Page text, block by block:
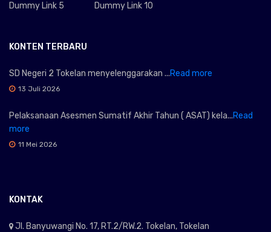
Dummy Link 5 Dummy Link 10
KONTEN TERBARU
SD Negeri 2 Tokelan menyelenggarakan ...Read more
13 Juli 2026
Pelaksanaan Asesmen Sumatif Akhir Tahun ( ASAT) kela...Read
more
11 Mei 2026
KONTAK
Jl. Banyuwangi No. 17, RT.2/RW.2. Tokelan, Tokelan